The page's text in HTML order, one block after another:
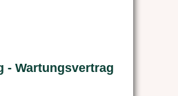
- Wartungsvertrag